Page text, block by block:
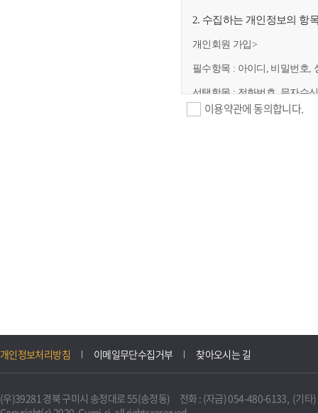
2. 수집하는 개인정보의 항
개인회원 가입>
필수항목 : 아이디, 비밀번호,
선택항목 : 전화번호, 문자수
니다.
불필요하게 되었을 때에는
이용약관에 동의합니다.
개인정보처리방침 이메일무단수집거부 찾아오시는 길
(우)39281 경북 구미시 송정대로 55(송정동) 전화 : (자금) 054-480-6133, (기타